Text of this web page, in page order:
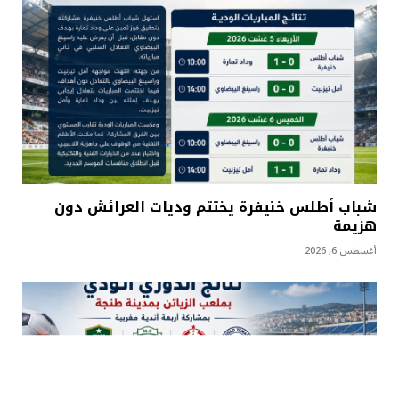
شباب أطلس خنيفرة يختتم وديات العرائش دون
هزيمة
أغسطس 6, 2026